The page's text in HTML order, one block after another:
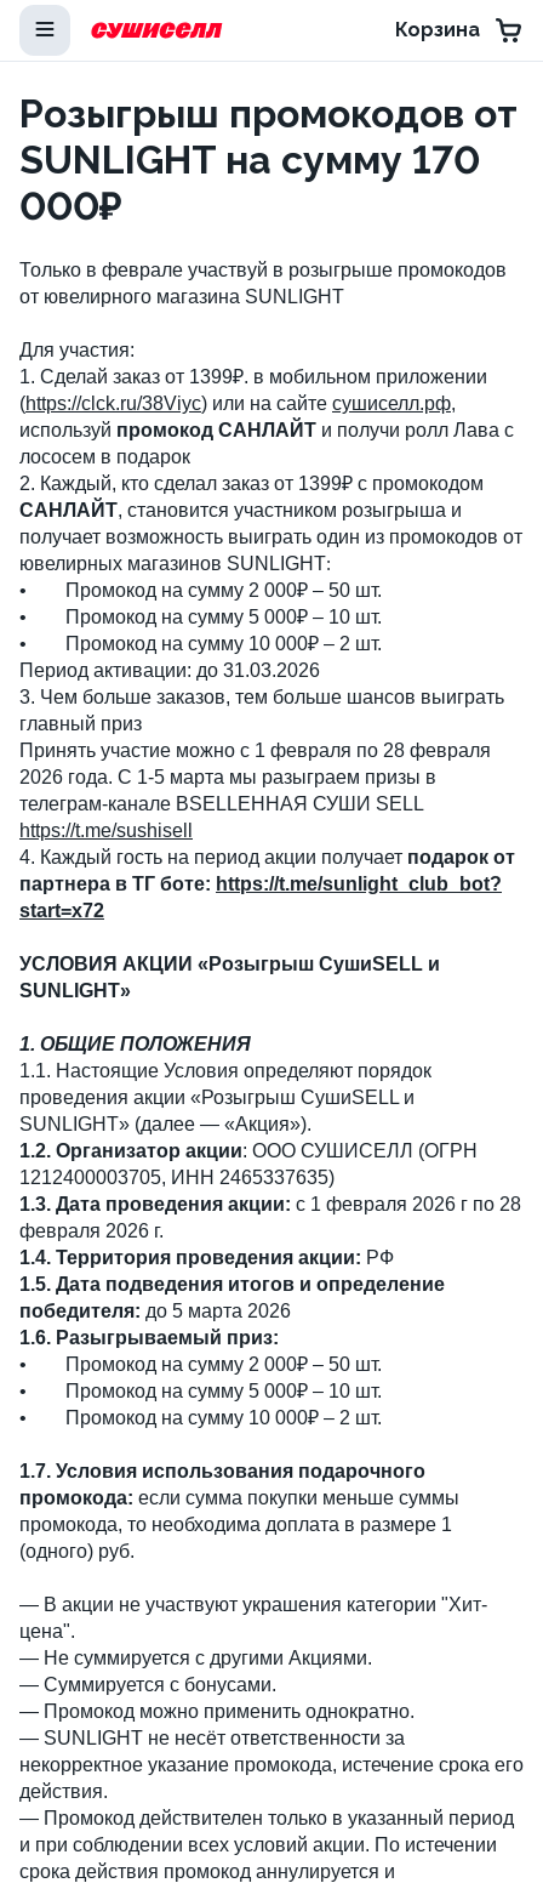
Корзина
Розыгрыш промокодов от
SUNLIGHT на сумму 170
000₽
Только в феврале участвуй в розыгрыше промокодов
от ювелирного магазина SUNLIGHT
Для участия:
1. Сделай заказ от 1399₽. в мобильном приложении
(https://clck.ru/38Viyc) или на сайте сушиселл.рф,
используй промокод САНЛАЙТ и получи ролл Лава с
лососем в подарок
2. Каждый, кто сделал заказ от 1399₽ с промокодом
САНЛАЙТ, становится участником розыгрыша и
получает возможность выиграть один из промокодов от
ювелирных магазинов SUNLIGHT:
• Промокод на сумму 2 000₽ – 50 шт.
• Промокод на сумму 5 000₽ – 10 шт.
• Промокод на сумму 10 000₽ – 2 шт.
Период активации: до 31.03.2026
3. Чем больше заказов, тем больше шансов выиграть
главный приз
Принять участие можно с 1 февраля по 28 февраля
2026 года. С 1-5 марта мы разыграем призы в
телеграм-канале ВSELLЕННАЯ СУШИ SELL
https://t.me/sushisell
4. Каждый гость на период акции получает подарок от
партнера в ТГ боте: https://t.me/sunlight_club_bot?
start=x72
УСЛОВИЯ АКЦИИ «Розыгрыш СушиSELL и
SUNLIGHT»
1. ОБЩИЕ ПОЛОЖЕНИЯ
1.1. Настоящие Условия определяют порядок
проведения акции «Розыгрыш СушиSELL и
SUNLIGHT» (далее — «Акция»).
1.2. Организатор акции: ООО СУШИСЕЛЛ (ОГРН
1212400003705, ИНН 2465337635)
1.3. Дата проведения акции: с 1 февраля 2026 г по 28
февраля 2026 г.
1.4. Территория проведения акции: РФ
1.5. Дата подведения итогов и определение
победителя: до 5 марта 2026
1.6. Разыгрываемый приз:
• Промокод на сумму 2 000₽ – 50 шт.
• Промокод на сумму 5 000₽ – 10 шт.
• Промокод на сумму 10 000₽ – 2 шт.
1.7. Условия использования подарочного
промокода: если сумма покупки меньше суммы
промокода, то необходима доплата в размере 1
(одного) руб.
— В акции не участвуют украшения категории "Хит-
цена".
— Не суммируется с другими Акциями.
— Суммируется с бонусами.
— Промокод можно применить однократно.
— SUNLIGHT не несёт ответственности за
некорректное указание промокода, истечение срока его
действия.
— Промокод действителен только в указанный период
и при соблюдении всех условий акции. По истечении
срока действия промокод аннулируется и